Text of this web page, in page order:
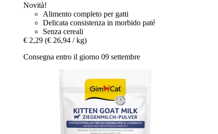
Novità!
Alimento completo per gatti
Delicata consistenza in morbido paté
Senza cereali
€ 2,29 (€ 26,94 / kg)
Consegna entro il giorno 09 settembre